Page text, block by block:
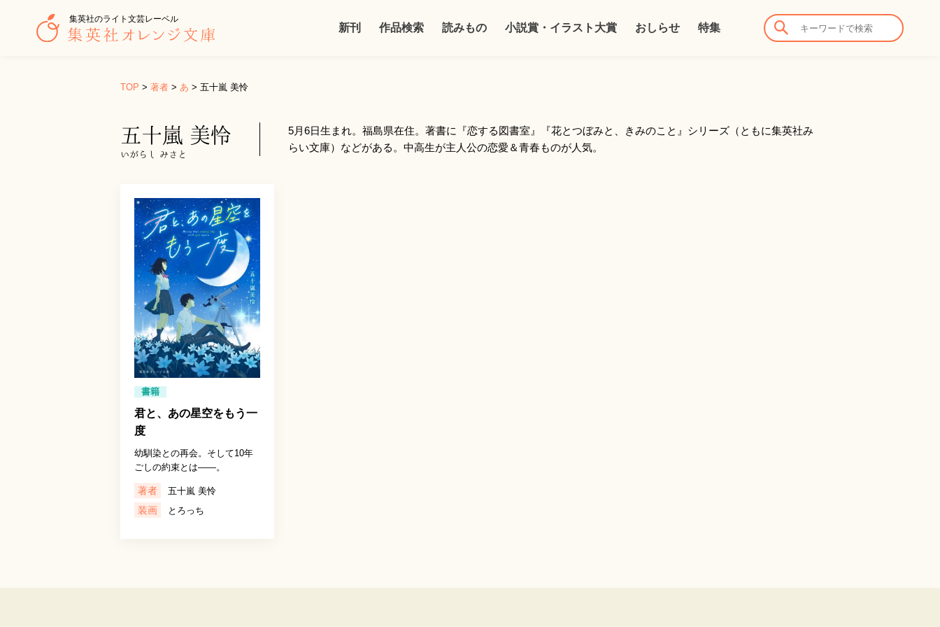
集英社のライト文芸レーベル
新刊 作品検索 読みもの 小説賞・イラスト大賞 おしらせ 特集
TOP > 著者 > あ > 五十嵐 美怜
五十嵐 美怜
いがらし みさと
5月6日生まれ。福島県在住。著書に『恋する図書室』『花とつぼみと、きみのこと』シリーズ（ともに集英社み
らい文庫）などがある。中高生が主人公の恋愛＆青春ものが人気。
書籍
君と、あの星空をもう一
度
幼馴染との再会。そして10年
ごしの約束とは――。
著者 五十嵐 美怜
装画 とろっち